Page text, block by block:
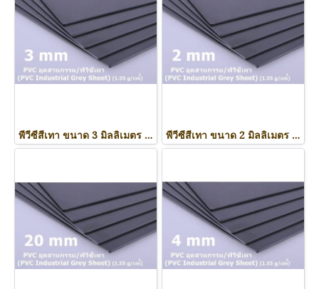
พีวีซีสีเทา ขนาด 3 มิลลิเมตร (พีวีซีอุตสาหกรรม)) พีวีซีสีเทา ขนาด 2 มิลลิเมตร (พีวีซีอุตสาหกรรม)